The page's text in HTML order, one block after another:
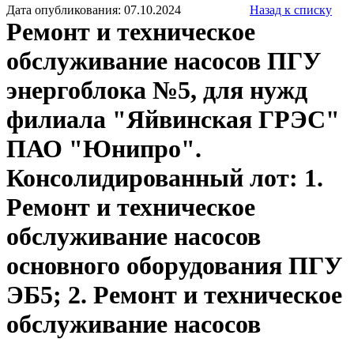
Дата опубликования: 07.10.2024 Назад к списку
Ремонт и техническое
обслуживание насосов ПГУ
энергоблока №5, для нужд
филиала "Яйвинская ГРЭС"
ПАО "Юнипро".
Консолидированный лот: 1.
Ремонт и техническое
обслуживание насосов
основного оборудования ПГУ
ЭБ5; 2. Ремонт и техническое
обслуживание насосов